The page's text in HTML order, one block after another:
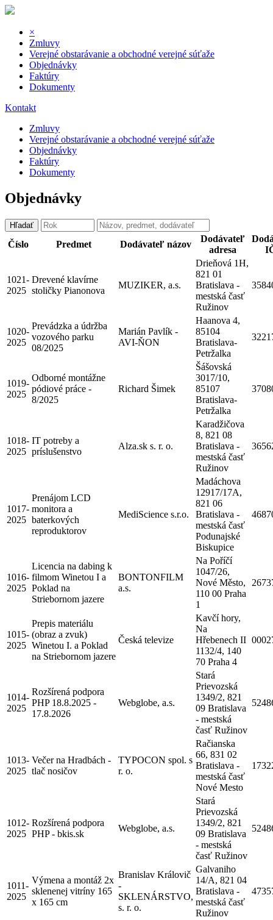
×
Zmluvy
Verejné obstarávanie a obchodné verejné súťaže
Objednávky
Faktúry
Dokumenty
Kontakt
Zmluvy
Verejné obstarávanie a obchodné verejné súťaže
Objednávky
Faktúry
Dokumenty
Objednávky
Hľadať
Číslo Predmet Dodávateľ názov
Dodávateľ
adresa
1021-
2025
Drevené klavírne
stoličky Pianonova
MUZIKER, a.s.
Drieňová 1H,
821 01
Bratislava -
mestská časť
Ružinov
1020-
2025
Prevádzka a údržba
vozového parku
08/2025
Marián Pavlík -
AVI-ŇON
Haanova 4,
85104
Bratislava-
Petržalka
1019-
2025
Odborné montážne
pódiové práce -
8/2025
Richard Šimek
Šášovská
3017/10,
85107
Bratislava-
Petržalka
1018-
2025
IT potreby a
príslušenstvo
Alza.sk s. r. o.
Karadžičova
8, 821 08
Bratislava -
mestská časť
Ružinov
1017-
2025
Prenájom LCD
monitora a
baterkových
reproduktorov
MediScience s.r.o.
Madáchova
12917/17A,
821 06
Bratislava -
mestská časť
Podunajské
Biskupice
1016-
2025
Licencia na dabing k
filmom Winetou I a
Poklad na
Striebornom jazere
BONTONFILM
a.s.
Na Poříčí
1047/26,
Nové Město,
110 00 Praha
1
1015-
2025
Prepis materiálu
(obraz a zvuk)
Winetou I. a Poklad
na Striebornom jazere
Česká televize
Kavčí hory,
Na
Hřebenech II
1132/4, 140
70 Praha 4
1014-
2025
Rozšírená podpora
PHP 18.8.2025 -
17.8.2026
Webglobe, a.s.
Stará
Prievozská
1349/2, 821
09 Bratislava
- mestská
časť Ružinov
1013-
2025
Večer na Hradbách -
tlač nosičov
TYPOCON spol. s
r. o.
Račianska
66, 831 02
Bratislava -
mestská časť
Nové Mesto
1012-
2025
Rozšírená podpora
PHP - bkis.sk
Webglobe, a.s.
Stará
Prievozská
1349/2, 821
09 Bratislava
- mestská
časť Ružinov
1011-
2025
Výmena a montáž 2x
sklenenej vitríny 165
x 165 cm
Branislav Královič
-
SKLENÁRSTVO,
s. r. o.
Galvaniho
14/A, 821 04
Bratislava -
mestská časť
Ružinov